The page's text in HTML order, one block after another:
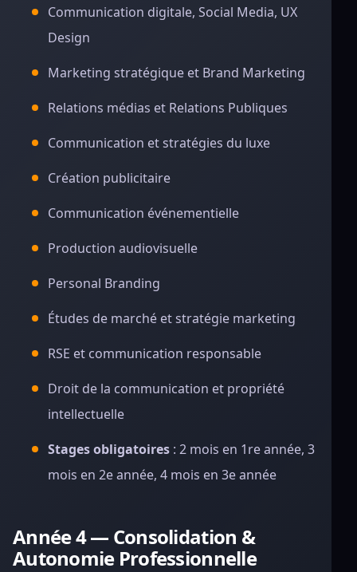
Communication digitale, Social Media, UX
Design
Marketing stratégique et Brand Marketing
Relations médias et Relations Publiques
Communication et stratégies du luxe
Création publicitaire
Communication événementielle
Production audiovisuelle
Personal Branding
Études de marché et stratégie marketing
RSE et communication responsable
Droit de la communication et propriété
intellectuelle
Stages obligatoires : 2 mois en 1re année, 3
mois en 2e année, 4 mois en 3e année
Année 4 — Consolidation &
Autonomie Professionnelle